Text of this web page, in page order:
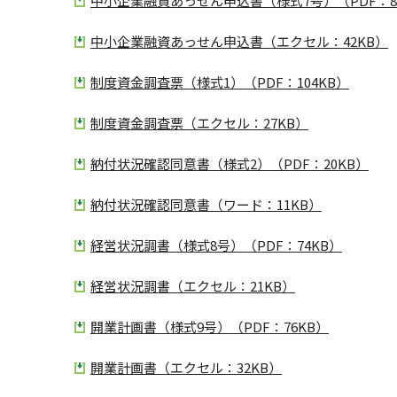
中小企業融資あっせん申込書（エクセル：42KB）
制度資金調査票（様式1）（PDF：104KB）
制度資金調査票（エクセル：27KB）
納付状況確認同意書（様式2）（PDF：20KB）
納付状況確認同意書（ワード：11KB）
経営状況調書（様式8号）（PDF：74KB）
経営状況調書（エクセル：21KB）
開業計画書（様式9号）（PDF：76KB）
開業計画書（エクセル：32KB）